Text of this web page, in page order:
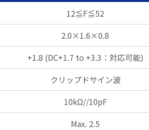
12≦F≦52
2.0×1.6×0.8
+1.8 (DC+1.7 to +3.3：対応可能)
クリップドサイン波
10kΩ//10pF
Max. 2.5